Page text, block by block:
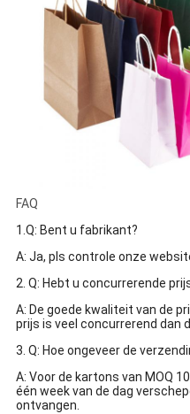
FAQ
1.Q: Bent u fabrikant?
A: Ja, pls controle onze
2. Q: Hebt u concurrerende
A: De goede kwaliteit van de
prijs is veel concurrerend dan
3. Q: Hoe ongeveer de
A: Voor de kartons van MOQ
één week van de dag
ontvangen.